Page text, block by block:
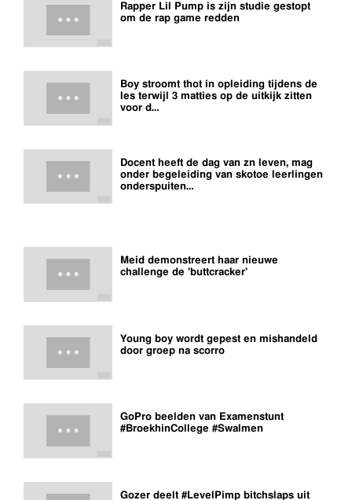
Rapper Lil Pump is zijn studie gestopt
om de rap game redden
Boy stroomt thot in opleiding tijdens de
les terwijl 3 matties op de uitkijk zitten
voor d…
Docent heeft de dag van zn leven, mag
onder begeleiding van skotoe leerlingen
onderspuiten…
Meid demonstreert haar nieuwe
challenge de 'buttcracker'
Young boy wordt gepest en mishandeld
door groep na scorro
GoPro beelden van Examenstunt
#BroekhinCollege #Swalmen
Gozer deelt #LevelPimp bitchslaps uit